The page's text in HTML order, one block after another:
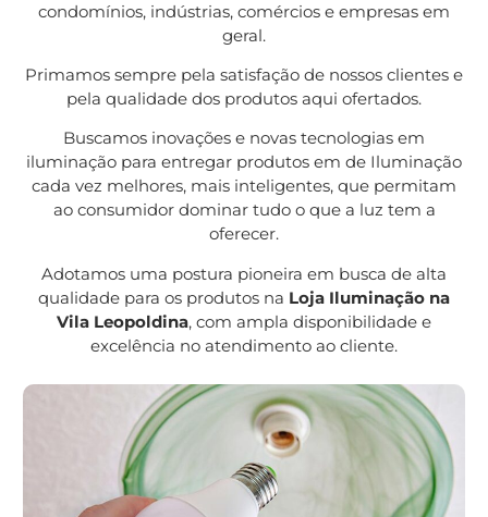
condomínios, indústrias, comércios e empresas em
geral.
Primamos sempre pela satisfação de nossos clientes e
pela qualidade dos produtos aqui ofertados.
Buscamos inovações e novas tecnologias em
iluminação para entregar produtos em de Iluminação
cada vez melhores, mais inteligentes, que permitam
ao consumidor dominar tudo o que a luz tem a
oferecer.
Adotamos uma postura pioneira em busca de alta
qualidade para os produtos na Loja Iluminação na
Vila Leopoldina, com ampla disponibilidade e
excelência no atendimento ao cliente.